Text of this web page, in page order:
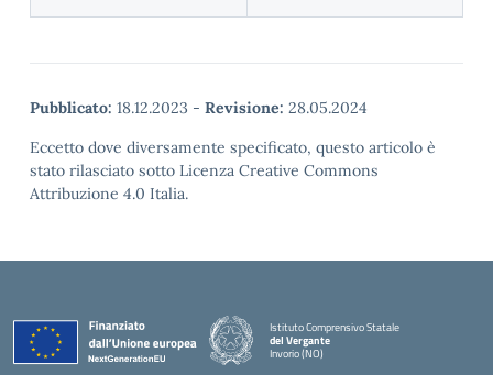
Pubblicato: 18.12.2023 - Revisione: 28.05.2024
Eccetto dove diversamente specificato, questo articolo è
stato rilasciato sotto Licenza Creative Commons
Attribuzione 4.0 Italia.
Istituto Comprensivo Statale
del Vergante
Invorio (NO)